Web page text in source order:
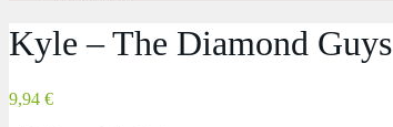
Kyle – The Diamond Guys
9,94 €